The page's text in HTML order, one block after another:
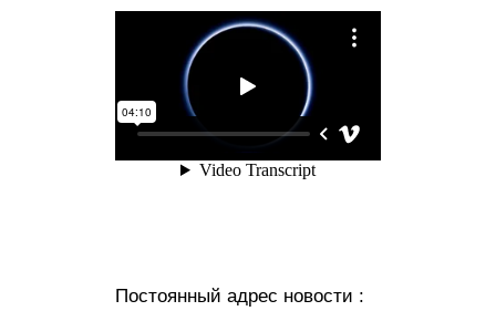
Постоянный адрес новости :